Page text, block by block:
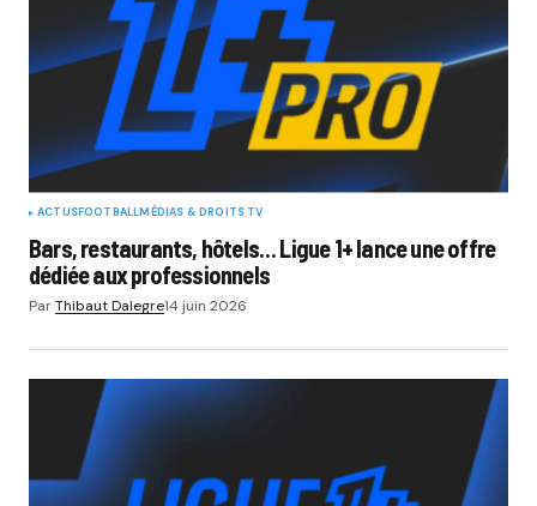
ACTUSFOOTBALLMÉDIAS & DROITS TV
Bars, restaurants, hôtels… Ligue 1+ lance une offre
dédiée aux professionnels
ParThibaut Dalegre14 juin 2026